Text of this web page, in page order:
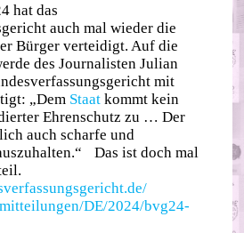
hat das
auch mal wieder die
Bürger verteidigt. Auf die
des Journalisten Julian
mit
„Dem Staat kommt kein
Ehrenschutz zu … Der
auch scharfe und
Das ist doch mal
DE/2024/bvg24-